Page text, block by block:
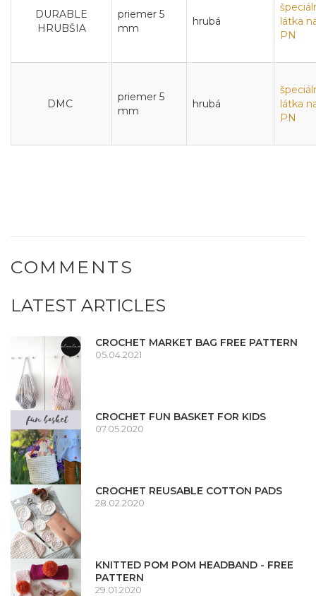
DURABLE
HRUBŠIA
priemer 5
mm
hrubá
látka
PN
DMC
priemer 5
mm
hrubá
látka
PN
COMMENTS
LATEST ARTICLES
CROCHET MARKET BAG FREE PATTERN
05.04.2021
CROCHET FUN BASKET FOR KIDS
07.05.2020
CROCHET REUSABLE COTTON PADS
28.02.2020
KNITTED POM POM HEADBAND - FREE
PATTERN
29.01.2020